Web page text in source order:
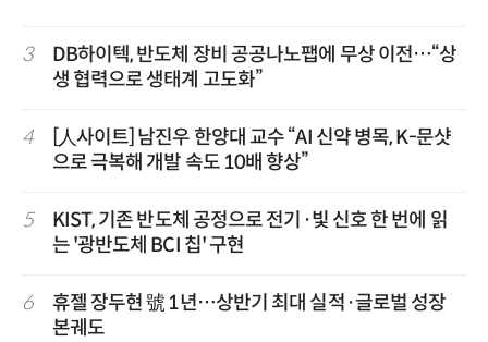
3
DB하이텍, 반도체 장비 공공나노팹에 무상 이전…“상
생 협력으로 생태계 고도화”
4
[人사이트] 남진우 한양대 교수 “AI 신약 병목, K-문샷
으로 극복해 개발 속도 10배 향상”
5
KIST, 기존 반도체 공정으로 전기·빛 신호 한 번에 읽
는 '광반도체 BCI 칩' 구현
6
휴젤 장두현 號 1년…상반기 최대 실적·글로벌 성장
본궤도